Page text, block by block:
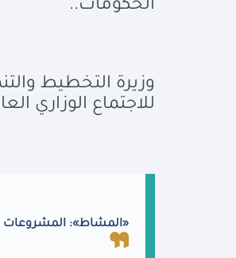
الحكومات..
وزيرة التخطيط
للاجتماع الوزاري
«المشاط»: المشروعات